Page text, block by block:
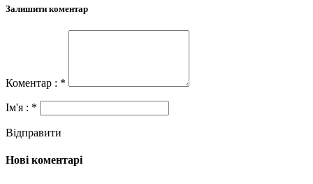
Залишити коментар
Коментар : *
Ім'я : *
Відправити
Нові коментарі